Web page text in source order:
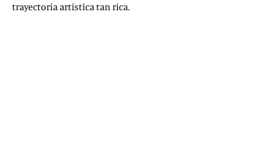
trayectoria artística tan rica.